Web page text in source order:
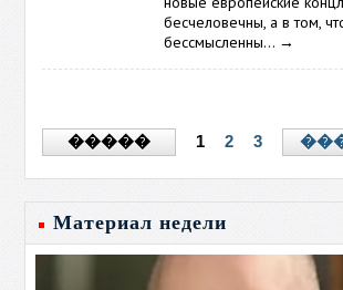
бесчеловечны, а в том,
бессмысленны… →
����� 1 2 3
Материал недели